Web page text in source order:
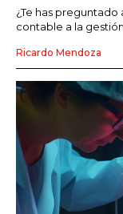
¿Te has
contable a la
Ricardo Mendoza